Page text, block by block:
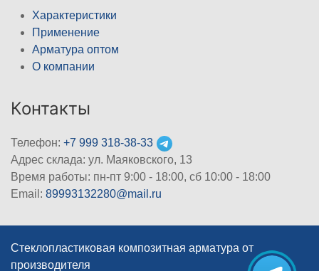
Характеристики
Применение
Арматура оптом
О компании
Контакты
Телефон: +7 999 318-38-33
Адрес склада: ул. Маяковского, 13
Время работы: пн-пт 9:00 - 18:00, сб 10:00 - 18:00
Email: 89993132280@mail.ru
Стеклопластиковая композитная арматура от
производителя